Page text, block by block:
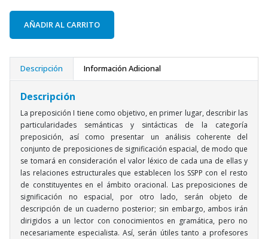
AÑADIR AL CARRITO
Descripción Información Adicional
Descripción
La preposición I tiene como objetivo, en primer lugar, describir las
particularidades semánticas y sintácticas de la categoría
preposición, así como presentar un análisis coherente del
conjunto de preposiciones de significación espacial, de modo que
se tomará en consideración el valor léxico de cada una de ellas y
las relaciones estructurales que establecen los SSPP con el resto
de constituyentes en el ámbito oracional. Las preposiciones de
significación no espacial, por otro lado, serán objeto de
descripción de un cuaderno posterior; sin embargo, ambos irán
dirigidos a un lector con conocimientos en gramática, pero no
necesariamente especialista. Así, serán útiles tanto a profesores